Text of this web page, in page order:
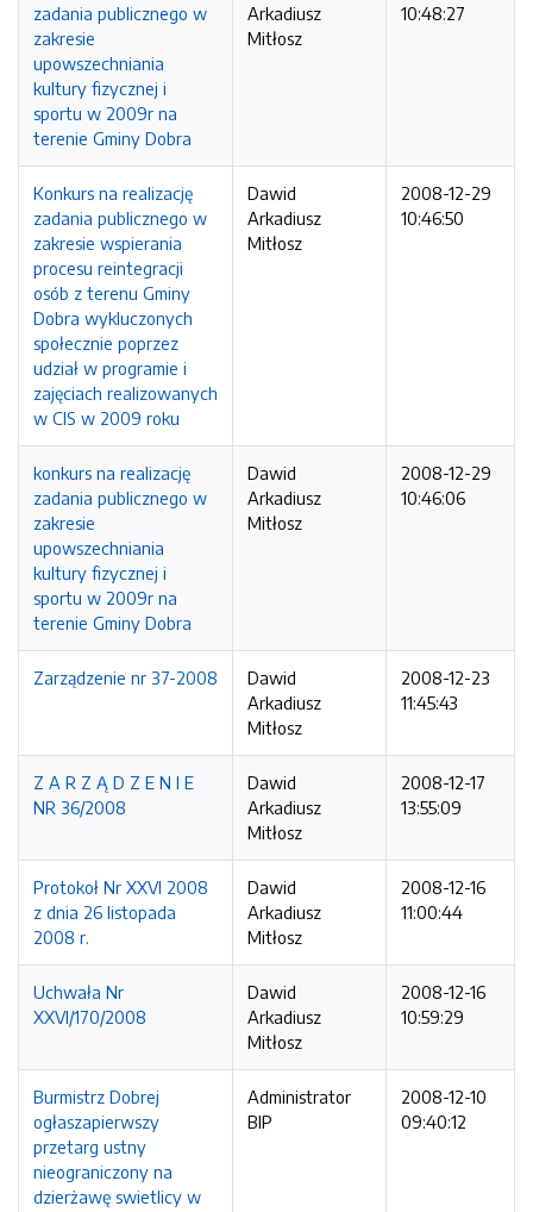
zadania publicznego w
zakresie
upowszechniania
kultury fizycznej i
sportu w 2009r na
terenie Gminy Dobra
Arkadiusz
Mitłosz
10:48:27
Konkurs na realizację
zadania publicznego w
zakresie wspierania
procesu reintegracji
osób z terenu Gminy
Dobra wykluczonych
społecznie poprzez
udział w programie i
zajęciach realizowanych
w CIS w 2009 roku
Dawid
Arkadiusz
Mitłosz
2008-12-29
10:46:50
konkurs na realizację
zadania publicznego w
zakresie
upowszechniania
kultury fizycznej i
sportu w 2009r na
terenie Gminy Dobra
Dawid
Arkadiusz
Mitłosz
2008-12-29
10:46:06
Zarządzenie nr 37-2008
Dawid
Arkadiusz
Mitłosz
2008-12-23
11:45:43
Z A R Z Ą D Z E N I E
NR 36/2008
Dawid
Arkadiusz
Mitłosz
2008-12-17
13:55:09
Protokoł Nr XXVI 2008
z dnia 26 listopada
2008 r.
Dawid
Arkadiusz
Mitłosz
2008-12-16
11:00:44
Uchwała Nr
XXVI/170/2008
Dawid
Arkadiusz
Mitłosz
2008-12-16
10:59:29
Burmistrz Dobrej
ogłaszapierwszy
przetarg ustny
nieograniczony na
dzierżawę swietlicy w
Administrator
BIP
2008-12-10
09:40:12